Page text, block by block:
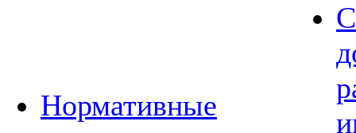
Нормативные